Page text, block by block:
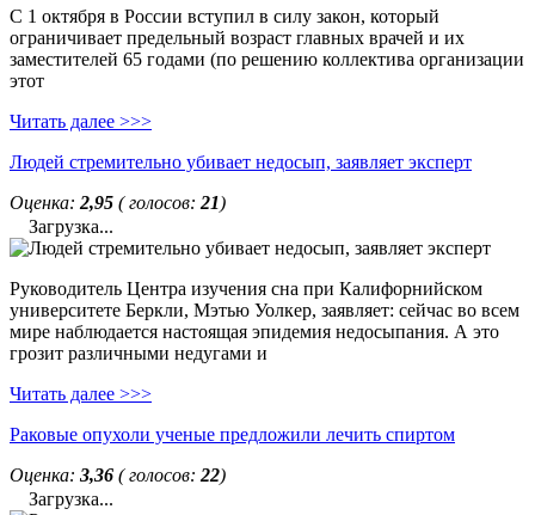
С 1 октября в России вступил в силу закон, который
ограничивает предельный возраст главных врачей и их
заместителей 65 годами (по решению коллектива организации
этот
Читать далее >>>
Людей стремительно убивает недосып, заявляет эксперт
Оценка: 2,95 ( голосов: 21)
Загрузка...
Руководитель Центра изучения сна при Калифорнийском
университете Беркли, Мэтью Уолкер, заявляет: сейчас во всем
мире наблюдается настоящая эпидемия недосыпания. А это
грозит различными недугами и
Читать далее >>>
Раковые опухоли ученые предложили лечить спиртом
Оценка: 3,36 ( голосов: 22)
Загрузка...